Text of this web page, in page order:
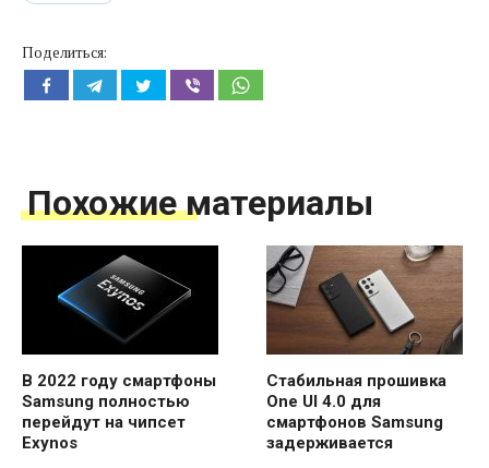
Поделиться:
Похожие материалы
В 2022 году смартфоны
Samsung полностью
перейдут на чипсет
Exynos
Стабильная прошивка
One UI 4.0 для
смартфонов Samsung
задерживается